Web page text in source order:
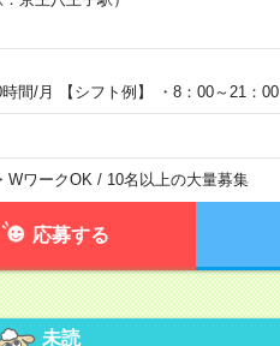
間/月 【シフト例】 ・8：00～21：00
ワークOK / 10名以上の大量募集
応募する
未読